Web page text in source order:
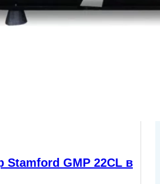
Stamford GMP 22CL в